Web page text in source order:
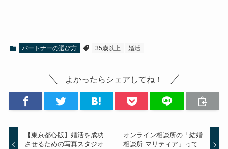
パートナーの選び方 35歳以上 婚活
よかったらシェアしてね！
【東京都心版】婚活を成功
させるための写真スタジオ
オンライン相談所の「結婚
相談所 マリティア」って